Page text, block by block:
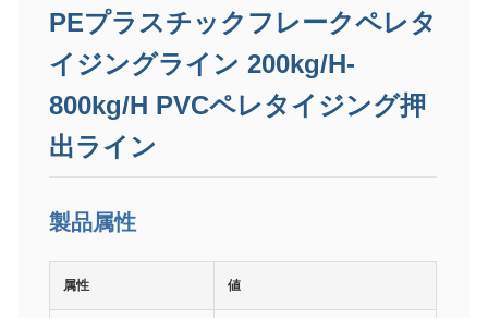
PEプラスチックフレークペレタ
イジングライン 200kg/H-
800kg/H PVCペレタイジング押
出ライン
製品属性
属性 値